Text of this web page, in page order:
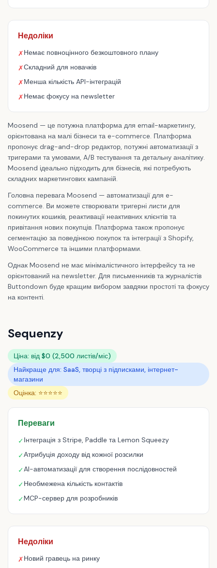
Недоліки
✗Немає повноцінного безкоштовного плану
✗Складний для новачків
✗Менша кількість API-інтеграцій
✗Немає фокусу на newsletter
Moosend — це потужна платформа для email-маркетингу,
орієнтована на малі бізнеси та e-commerce. Платформа
пропонує drag-and-drop редактор, потужні автоматизації з
тригерами та умовами, A/B тестування та детальну аналітику.
Moosend ідеально підходить для бізнесів, які потребують
складних маркетингових кампаній.
Головна перевага Moosend — автоматизації для e-
commerce. Ви можете створювати тригерні листи для
покинутих кошиків, реактивації неактивних клієнтів та
привітання нових покупців. Платформа також пропонує
сегментацію за поведінкою покупок та інтеграції з Shopify,
WooCommerce та іншими платформами.
Однак Moosend не має мінімалістичного інтерфейсу та не
орієнтований на newsletter. Для письменників та журналістів
Buttondown буде кращим вибором завдяки простоті та фокусу
на контенті.
Sequenzy
Ціна: від $0 (2,500 листів/міс)
Найкраще для: SaaS, творці з підписками, інтернет-
магазини
Оцінка: ⭐⭐⭐⭐⭐
Переваги
✓Інтеграція з Stripe, Paddle та Lemon Squeezy
✓Атрибуція доходу від кожної розсилки
✓AI-автоматизації для створення послідовностей
✓Необмежена кількість контактів
✓MCP-сервер для розробників
Недоліки
✗Новий гравець на ринку